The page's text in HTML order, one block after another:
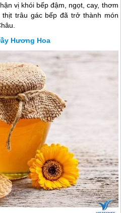
vị khói bếp đậm, ngọt, cay, thơm
trâu gác bếp đã trở thành món
Hương Hoa